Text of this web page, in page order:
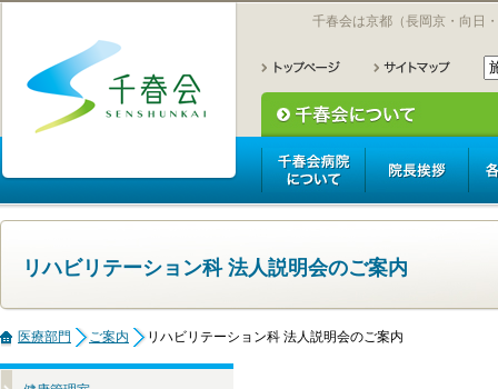
千春会は京都（長岡京・向日
リハビリテーション科 法人説明会のご案内
医療部門 ご案内 リハビリテーション科 法人説明会のご案内